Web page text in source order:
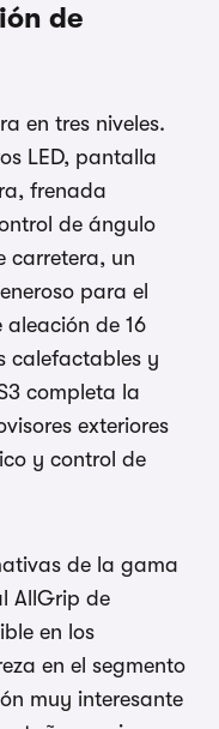
de
en tres niveles.
LED, pantalla
frenada
de ángulo
carretera, un
para el
aleación de 16
calefactables y
completa la
exteriores
y control de
de la gama
AllGrip de
en los
en el segmento
muy interesante